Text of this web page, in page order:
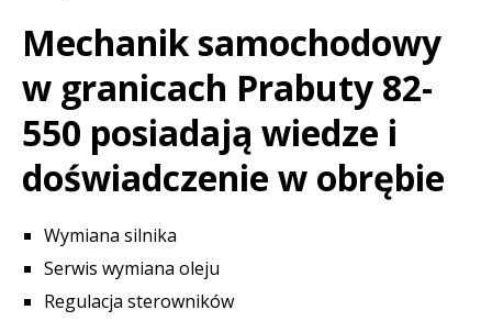
Mechanik samochodowy
w granicach Prabuty 82-
550 posiadają wiedze i
doświadczenie w obrębie
Wymiana silnika
Serwis wymiana oleju
Regulacja sterowników